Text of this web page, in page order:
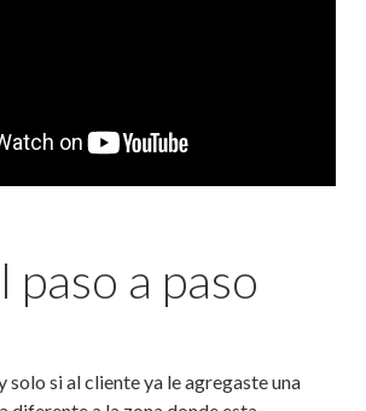
paso a paso
solo si al cliente ya le agregaste una